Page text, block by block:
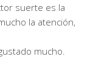
suerte es la
la atención,
mucho.